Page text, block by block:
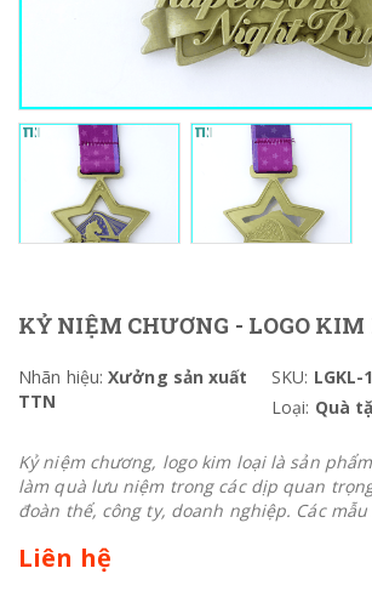
KỶ NIỆM CHƯƠNG - LOGO KIM
Nhãn hiệu: Xưởng sản xuất
TTN
SKU: LGKL-
Loại: Quà
Kỷ niệm chương, logo kim loại là sản
làm quà lưu niệm trong các dịp quan
đoàn thể, công ty, doanh nghiệp. Các
Liên hệ